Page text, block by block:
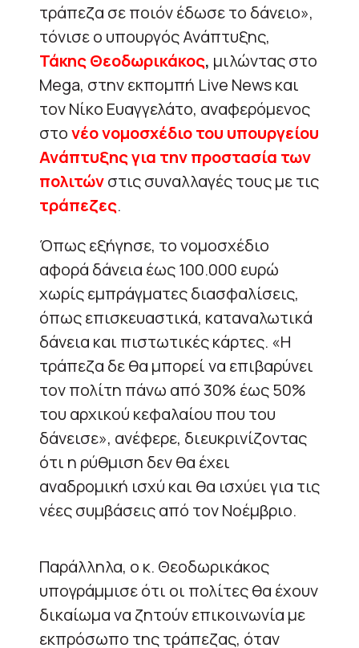
τράπεζα σε ποιόν έδωσε το δάνειο»,
τόνισε ο υπουργός Ανάπτυξης,
Τάκης Θεοδωρικάκος, μιλώντας στο
Mega, στην εκπομπή Live News και
τον Νίκο Ευαγγελάτο, αναφερόμενος
στονέο νομοσχέδιο του υπουργείου
Ανάπτυξης για την προστασία των
πολιτώνστις συναλλαγές τους με τις
τράπεζες.
Όπως εξήγησε, το νομοσχέδιο
αφορά δάνεια έως 100.000 ευρώ
χωρίς εμπράγματες διασφαλίσεις,
όπως επισκευαστικά, καταναλωτικά
δάνεια και πιστωτικές κάρτες. «Η
τράπεζα δε θα μπορεί να επιβαρύνει
τον πολίτη πάνω από 30% έως 50%
του αρχικού κεφαλαίου που του
δάνεισε», ανέφερε, διευκρινίζοντας
ότι η ρύθμιση δεν θα έχει
αναδρομική ισχύ και θα ισχύει για τις
νέες συμβάσεις από τον Νοέμβριο.
Παράλληλα, ο κ. Θεοδωρικάκος
υπογράμμισε ότι οι πολίτες θα έχουν
δικαίωμα να ζητούν επικοινωνία με
εκπρόσωπο της τράπεζας, όταν